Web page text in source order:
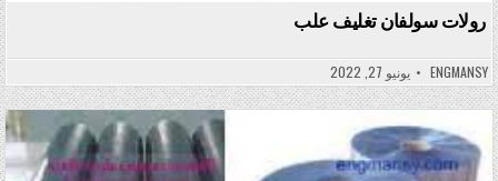
رولات سولفان تغليف علب
ENGMANSY يونيو 27, 2022
Posted in